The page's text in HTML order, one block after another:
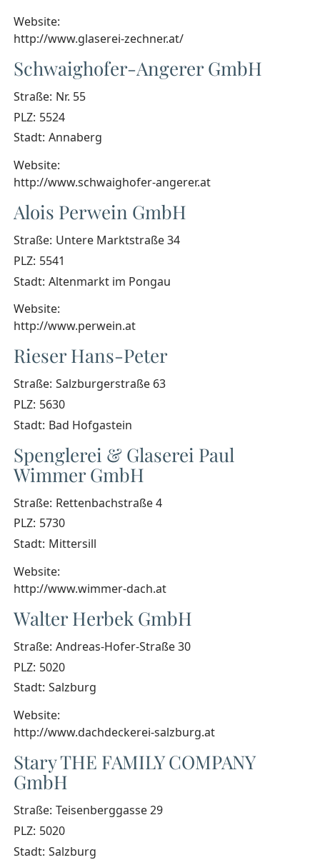
Website:
http://www.glaserei-zechner.at/
Schwaighofer-Angerer GmbH
Straße: Nr. 55
PLZ: 5524
Stadt: Annaberg
Website:
http://www.schwaighofer-angerer.at
Alois Perwein GmbH
Straße: Untere Marktstraße 34
PLZ: 5541
Stadt: Altenmarkt im Pongau
Website:
http://www.perwein.at
Rieser Hans-Peter
Straße: Salzburgerstraße 63
PLZ: 5630
Stadt: Bad Hofgastein
Spenglerei & Glaserei Paul
Wimmer GmbH
Straße: Rettenbachstraße 4
PLZ: 5730
Stadt: Mittersill
Website:
http://www.wimmer-dach.at
Walter Herbek GmbH
Straße: Andreas-Hofer-Straße 30
PLZ: 5020
Stadt: Salzburg
Website:
http://www.dachdeckerei-salzburg.at
Stary THE FAMILY COMPANY
GmbH
Straße: Teisenberggasse 29
PLZ: 5020
Stadt: Salzburg